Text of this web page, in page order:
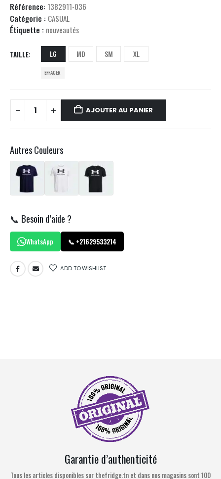
Référence: 1382911-036
Catégorie : CASUAL
Étiquette : nouveautés
TAILLE LG MD SM XL
EFFACER
AJOUTER AU PANIER
Autres Couleurs
📞 Besoin d’aide ?
WhatsApp 📞 +21629533214
ADD TO WISHLIST
Garantie d’authenticité
Tous les articles disponibles sur thefridge.tn et dans nos magasins sont 100